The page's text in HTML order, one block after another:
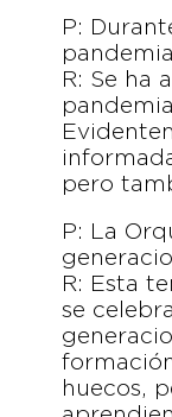
P:
R: Se ha
pero
P: La
R: Esta
se
huecos,